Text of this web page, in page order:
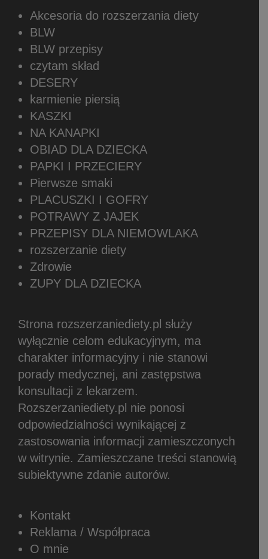
Akcesoria do rozszerzania diety
BLW
BLW przepisy
czytam skład
DESERY
karmienie piersią
KASZKI
NA KANAPKI
OBIAD DLA DZIECKA
PAPKI I PRZECIERY
Pierwsze smaki
PLACUSZKI I GOFRY
POTRAWY Z JAJEK
PRZEPISY DLA NIEMOWLAKA
rozszerzanie diety
Zdrowie
ZUPY DLA DZIECKA
Strona rozszerzaniediety.pl służy
wyłącznie celom edukacyjnym, ma
charakter informacyjny i nie stanowi
porady medycznej, ani zastępstwa
konsultacji z lekarzem.
Rozszerzaniediety.pl nie ponosi
odpowiedzialności wynikającej z
zastosowania informacji zamieszczonych
w witrynie. Zamieszczane treści stanowią
subiektywne zdanie autorów.
Kontakt
Reklama / Współpraca
O mnie